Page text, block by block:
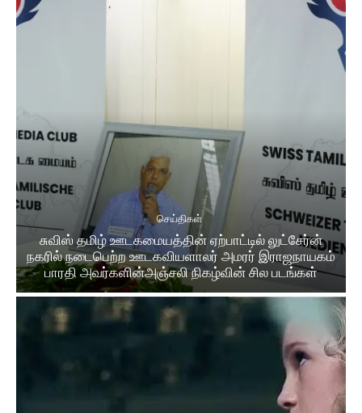
செய்திகள்
சுவிஸ் தமிழ் ஊடகமையத்தின் ஏற்பாட்டில் லுட்சேர்ன்
நகரில் நடைபெற்ற ஊடகவியளாலர் அமரர் இராஜநாயகம்
பாரதி அவர்களின்அஞ்சலி நிகழ்வின் சில படங்கள்